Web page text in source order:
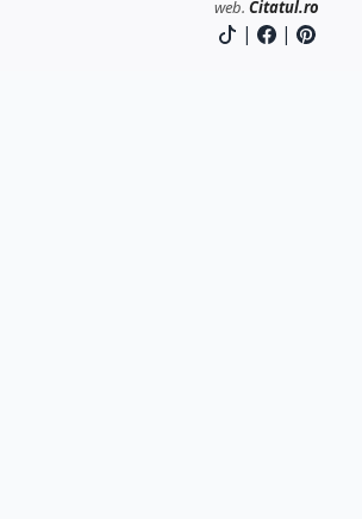
web. Citatul.ro
| |